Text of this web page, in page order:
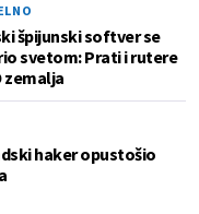
špijunski softver se
svetom: Prati i rutere
zemalja
haker opustošio